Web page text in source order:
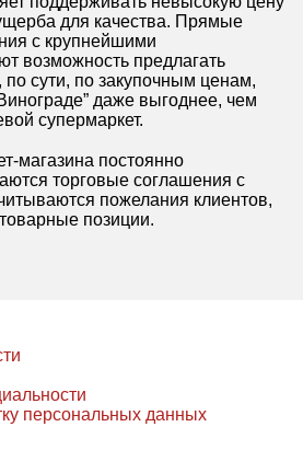
для качества. Прямые
с крупнейшими
возможность предлагать
сути, по закупочным ценам,
даже выгоднее, чем
супермаркет.
магазина постоянно
торговые соглашения с
пожелания клиентов,
позиции.
персональных данных